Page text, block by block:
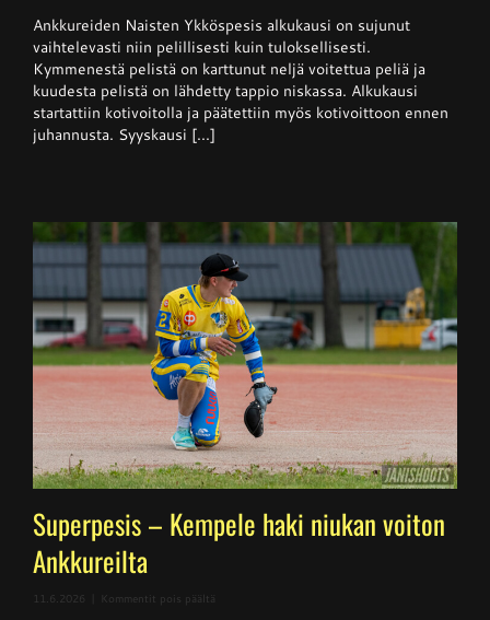
Ykköspesis:
Kangerteleva
kevätkausi
Ankkureiden Naisten Ykköspesis alkukausi on sujunut
vaihtelevasti niin pelillisesti kuin tuloksellisesti.
Kymmenestä pelistä on karttunut neljä voitettua peliä ja
kuudesta pelistä on lähdetty tappio niskassa. Alkukausi
startattiin kotivoitolla ja päätettiin myös kotivoittoon ennen
juhannusta. Syyskausi [...]
Superpesis – Kempele haki niukan voiton
Ankkureilta
11.6.2026 Kommentit pois päältä